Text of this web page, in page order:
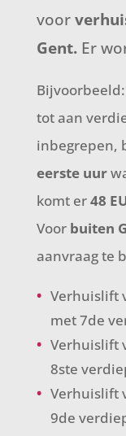
voor
Gent. Er
tot aan
inbegrepen,
eerste uur
komt er48
Voor buiten
aanvraag te
Verhuislift
met 7de
Verhuislift
8ste
Verhuislift
9de